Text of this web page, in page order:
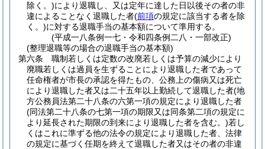
除く。)により退職し、又は定年に達した日以後その者の非
違によることなく退職した者(前項の規定に該当する者を除
く。)に対する退職手当の基本額について準用する。
(平成一八条例一七・令和四条例二八・一部改正)
(整理退職等の場合の退職手当の基本額)
第六条
職制若しくは定数の改廃若しくは予算の減少により
廃職若しくは過員を生ずることにより退職した者であって
任命権者が市長の承認を得たもの、公務上の傷病又は死亡
により退職した者又は二十五年以上勤続して退職した者(地
方公務員法第二十八条の六第一項の規定により退職した者
(同法第二十八条の七第一項の期限又は同条第二項の規定に
より延長された期限の到来により退職した者を含む。)若し
くはこれに準ずる他の法令の規定により退職した者、法律
の規定に基づく任期を終えて退職した者又はその者の非違